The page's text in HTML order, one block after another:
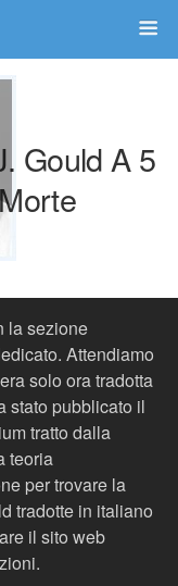
Gould A 5
la sezione
Attendiamo
solo ora tradotta
stato pubblicato il
tratto dalla
teoria
per trovare la
tradotte in italiano
il sito web